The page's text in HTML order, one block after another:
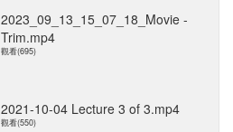
2023_09_13_15_07_18_Movie -
Trim.mp4
觀看(695)
2021-10-04 Lecture 3 of 3.mp4
觀看(550)